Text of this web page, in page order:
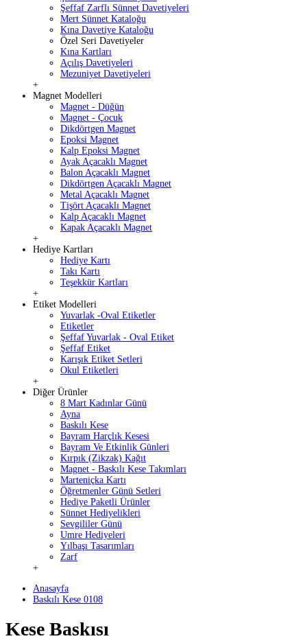
Şeffaf Zarflı Sünnet Davetiyeleri
Mert Sünnet Kataloğu
Kına Davetiye Kataloğu
Özel Seri Davetiyeler
Kına Kartları
Açılış Davetiyeleri
Mezuniyet Davetiyeleri
+
Magnet Modelleri
Magnet - Düğün
Magnet - Çocuk
Dikdörtgen Magnet
Epoksi Magnet
Kalp Epoksi Magnet
Ayak Açacaklı Magnet
Balon Açacaklı Magnet
Dikdörtgen Açacaklı Magnet
Metal Açacaklı Magnet
Tişört Açacaklı Magnet
Kalp Açacaklı Magnet
Kapak Açacaklı Magnet
+
Hediye Kartları
Hediye Kartı
Takı Kartı
Teşekkür Kartları
+
Etiket Modelleri
Yuvarlak -Oval Etiketler
Etiketler
Şeffaf Yuvarlak - Oval Etiket
Şeffaf Etiket
Karışık Etiket Setleri
Okul Etiketleri
+
Diğer Ürünler
8 Mart Kadınlar Günü
Ayna
Baskılı Kese
Bayram Harçlık Kesesi
Bayram Ve Etkinlik Günleri
Kırpık (Zikzak) Kağıt
Magnet - Baskılı Kese Takımları
Marteniçka Kartı
Öğretmenler Günü Setleri
Hediye Paketli Ürünler
Sünnet Hediyelikleri
Sevgililer Günü
Umre Hediyeleri
Yılbaşı Tasarımları
Zarf
+
Anasayfa
Baskılı Kese 0108
Kese Baskısı